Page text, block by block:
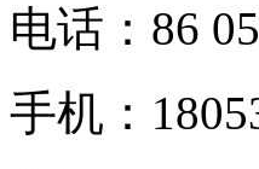
电话：86
手机：